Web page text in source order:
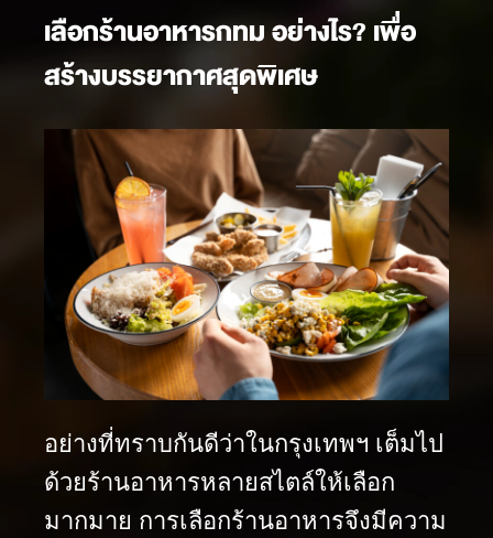
เลือกร้านอาหารกทม อย่างไร? เพื่อ
สร้างบรรยากาศสุดพิเศษ
อย่างที่ทราบกันดีว่าในกรุงเทพฯ เต็มไป
ด้วยร้านอาหารหลายสไตล์ให้เลือก
มากมาย การเลือกร้านอาหารจึงมีความ